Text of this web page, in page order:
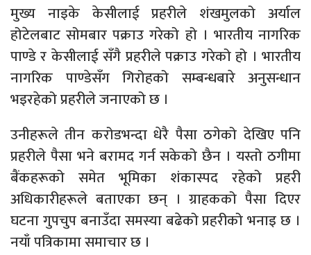
मुख्य नाइके केसीलाई प्रहरीले शंखमुलको अर्याल
होटेलबाट सोमबार पक्राउ गरेको हो । भारतीय नागरिक
पाण्डे र केसीलाई सँगै प्रहरीले पक्राउ गरेको हो । भारतीय
नागरिक पाण्डेसँग गिरोहको सम्बन्धबारे अनुसन्धान
भइरहेको प्रहरीले जनाएको छ ।
उनीहरूले तीन करोडभन्दा धेरै पैसा ठगेको देखिए पनि
प्रहरीले पैसा भने बरामद गर्न सकेको छैन । यस्तो ठगीमा
बैंकहरूको समेत भूमिका शंकास्पद रहेको प्रहरी
अधिकारीहरूले बताएका छन् । ग्राहकको पैसा दिएर
घटना गुपचुप बनाउँदा समस्या बढेको प्रहरीको भनाइ छ ।
नयाँ पत्रिकामा समाचार छ ।